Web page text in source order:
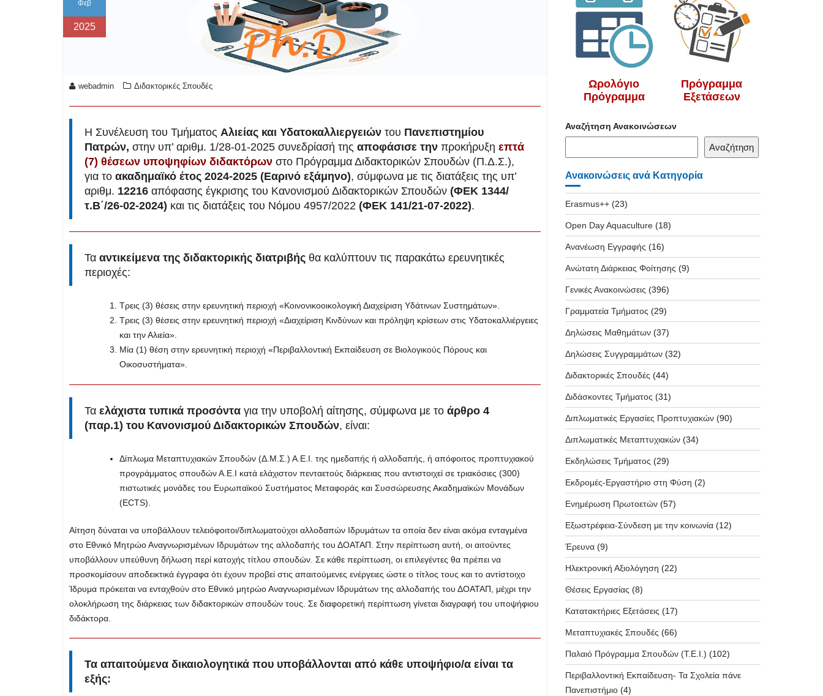
Φεβ
2025
webadmin Διδακτορικές Σπουδές
Η Συνέλευση του Τμήματος Αλιείας και Υδατοκαλλιεργειών του Πανεπιστημίου
Πατρών, στην υπ’ αριθμ. 1/28-01-2025 συνεδρίασή της αποφάσισε την προκήρυξη επτά
(7) θέσεων υποψηφίων διδακτόρων στο Πρόγραμμα Διδακτορικών Σπουδών (Π.Δ.Σ.),
για το ακαδημαϊκό έτος 2024-2025 (Εαρινό εξάμηνο), σύμφωνα με τις διατάξεις της υπ’
αριθμ. 12216 απόφασης έγκρισης του Κανονισμού Διδακτορικών Σπουδών (ΦΕΚ 1344/
τ.Β΄/26-02-2024) και τις διατάξεις του Νόμου 4957/2022 (ΦΕΚ 141/21-07-2022).
Τα αντικείμενα της διδακτορικής διατριβής θα καλύπτουν τις παρακάτω ερευνητικές
περιοχές:
Τρεις (3) θέσεις στην ερευνητική περιοχή «Κοινονικοοικολογική Διαχείριση Υδάτινων Συστημάτων».
Τρεις (3) θέσεις στην ερευνητική περιοχή «Διαχείριση Κινδύνων και πρόληψη κρίσεων στις Υδατοκαλλιέργειες
και την Αλιεία».
Μία (1) θέση στην ερευνητική περιοχή «Περιβαλλοντική Εκπαίδευση σε Βιολογικούς Πόρους και
Οικοσυστήματα».
Τα ελάχιστα τυπικά προσόντα για την υποβολή αίτησης, σύμφωνα με το άρθρο 4
(παρ.1) του Κανονισμού Διδακτορικών Σπουδών, είναι:
Δίπλωμα Μεταπτυχιακών Σπουδών (Δ.Μ.Σ.) Α.Ε.Ι. της ημεδαπής ή αλλοδαπής, ή απόφοιτος προπτυχιακού
προγράμματος σπουδών Α.Ε.Ι κατά ελάχιστον πενταετούς διάρκειας που αντιστοιχεί σε τριακόσιες (300)
πιστωτικές μονάδες του Ευρωπαϊκού Συστήματος Μεταφοράς και Συσσώρευσης Ακαδημαϊκών Μονάδων
(ΕCTS).
Αίτηση δύναται να υποβάλλουν τελειόφοιτοι/διπλωματούχοι αλλοδαπών Ιδρυμάτων τα οποία δεν είναι ακόμα ενταγμένα
στο Εθνικό Μητρώο Αναγνωρισμένων Ιδρυμάτων της αλλοδαπής του ΔΟΑΤΑΠ. Στην περίπτωση αυτή, οι αιτούντες
υποβάλλουν υπεύθυνη δήλωση περί κατοχής τίτλου σπουδών. Σε κάθε περίπτωση, οι επιλεγέντες θα πρέπει να
προσκομίσουν αποδεικτικά έγγραφα ότι έχουν προβεί στις απαιτούμενες ενέργειες ώστε ο τίτλος τους και το αντίστοιχο
Ίδρυμα πρόκειται να ενταχθούν στο Εθνικό μητρώο Αναγνωρισμένων Ιδρυμάτων της αλλοδαπής του ΔΟΑΤΑΠ, μέχρι την
ολοκλήρωση της διάρκειας των διδακτορικών σπουδών τους. Σε διαφορετική περίπτωση γίνεται διαγραφή του υποψήφιου
διδάκτορα.
Τα απαιτούμενα δικαιολογητικά που υποβάλλονται από κάθε υποψήφιο/α είναι τα
εξής:
Ωρολόγιο
Πρόγραμμα
Πρόγραμμα
Εξετάσεων
Αναζήτηση Ανακοινώσεων
Αναζήτηση
Ανακοινώσεις ανά Κατηγορία
Erasmus++(23)
Open Day Aquaculture(18)
Ανανέωση Εγγραφής (16)
Ανώτατη Διάρκειας Φοίτησης (9)
Γενικές Ανακοινώσεις (396)
Γραμματεία Τμήματος (29)
Δηλώσεις Μαθημάτων(37)
Δηλώσεις Συγγραμμάτων(32)
Διδακτορικές Σπουδές (44)
Διδάσκοντες Τμήματος (31)
Διπλωματικές Εργασίες Προπτυχιακών(90)
Διπλωματικές Μεταπτυχιακών(34)
Εκδηλώσεις Τμήματος (29)
Εκδρομές-Εργαστήριο στη Φύση (2)
Ενημέρωση Πρωτοετών(57)
Εξωστρέφεια-Σύνδεση με την κοινωνία(12)
Έρευνα(9)
Ηλεκτρονική Αξιολόγηση (22)
Θέσεις Εργασίας (8)
Κατατακτήριες Εξετάσεις (17)
Μεταπτυχιακές Σπουδές (66)
Παλαιό Πρόγραμμα Σπουδών (T.E.I.) (102)
Περιβαλλοντική Εκπαίδευση- Τα Σχολεία πάνε
Πανεπιστήμιο(4)